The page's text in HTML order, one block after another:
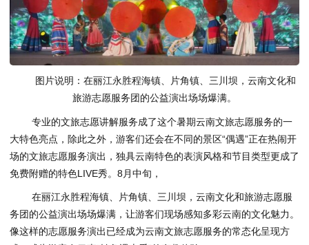
图片说明： 在丽江永胜程海镇、片角镇、三川坝，云南文化和
旅游志愿服务团的公益演出场场爆满。
专业的文旅志愿讲解服务成了这个暑期云南文旅志愿服务的一
大特色亮点，除此之外，游客们还会在不同的景区“偶遇”正在热闹开
场的文旅志愿服务演出，独具云南特色的表演风格和节目类型更成了
免费附赠的特色LIVE秀。8月中旬，
在丽江永胜程海镇、片角镇、三川坝，云南文化和旅游志愿服
务团的公益演出场场爆满， 让游客们现场感知多彩云南的文化魅力。
像这样的志愿服务演出已经成为云南文旅志愿服务的常态化呈现方